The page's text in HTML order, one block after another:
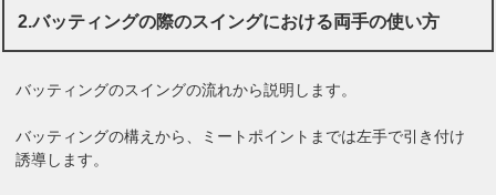
2.バッティングの際のスイングにおける両手の使い方
バッティングのスイングの流れから説明します。
バッティングの構えから、ミートポイントまでは左手で引き付け
誘導します。